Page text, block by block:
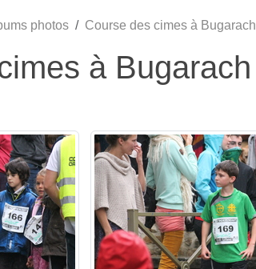
photos Course des cimes à Bugarach
à Bugarach